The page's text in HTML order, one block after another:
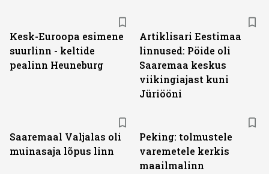
Kesk-Euroopa esimene
suurlinn - keltide
pealinn Heuneburg
Artiklisari Eestimaa
linnused: Pöide oli
Saaremaa keskus
viikingiajast kuni
Jüriööni
Saaremaal Valjalas oli
muinasaja lõpus linn
Peking: tolmustele
varemetele kerkis
maailmalinn